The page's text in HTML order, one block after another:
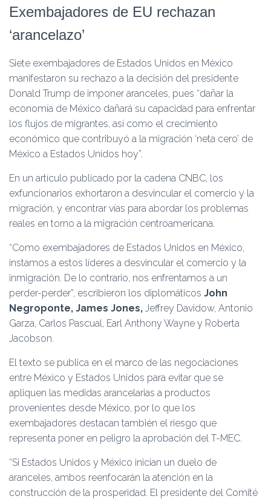
Exembajadores de EU rechazan
‘arancelazo’
Siete exembajadores de Estados Unidos en México
manifestaron su rechazo a la decisión del presidente
Donald Trump de imponer aranceles, pues “dañar la
economía de México dañará su capacidad para enfrentar
los flujos de migrantes, así como el crecimiento
económico que contribuyó a la migración ‘neta cero’ de
México a Estados Unidos hoy”.
En un artículo publicado por la cadena CNBC, los
exfuncionarios exhortaron a desvincular el comercio y la
migración, y encontrar vías para abordar los problemas
reales en torno a la migración centroamericana.
“Como exembajadores de Estados Unidos en México,
instamos a estos líderes a desvincular el comercio y la
inmigración. De lo contrario, nos enfrentamos a un
perder-perder”, escribieron los diplomáticos John
Negroponte, James Jones, Jeffrey Davidow, Antonio
Garza, Carlos Pascual, Earl Anthony Wayne y Roberta
Jacobson.
El texto se publica en el marco de las negociaciones
entre México y Estados Unidos para evitar que se
apliquen las medidas arancelarias a productos
provenientes desde México, por lo que los
exembajadores destacan también el riesgo que
representa poner en peligro la aprobación del T-MEC.
“Si Estados Unidos y México inician un duelo de
aranceles, ambos reenfocarán la atención en la
construcción de la prosperidad. El presidente del Comité